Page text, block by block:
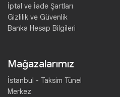
İptal ve İade Şartları
Gizlilik ve Güvenlik
Banka Hesap Bilgileri
Mağazalarımız
İstanbul - Taksim Tünel
Merkez